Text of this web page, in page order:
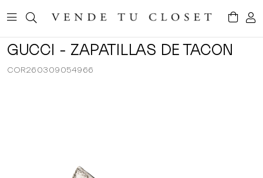
GUCCI - ZAPATILLAS DE TACON
COR260309054966